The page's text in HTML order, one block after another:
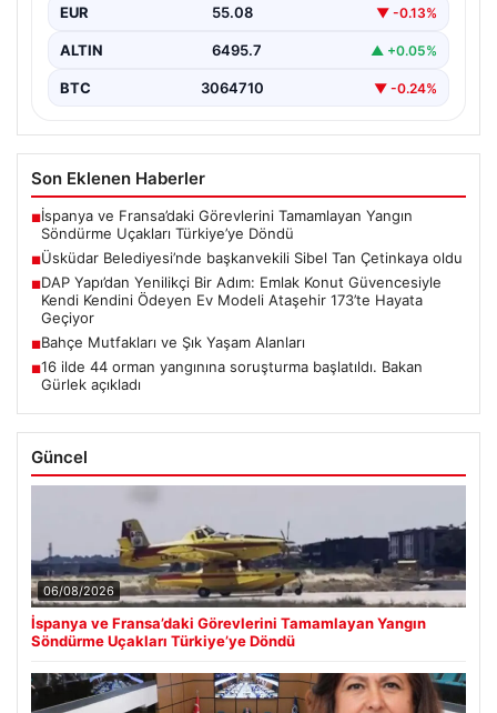
EUR 55.08 ▼ -0.13%
ALTIN 6495.7 ▲ +0.05%
BTC 3064710 ▼ -0.24%
Son Eklenen Haberler
■İspanya ve Fransa’daki Görevlerini Tamamlayan Yangın
Söndürme Uçakları Türkiye’ye Döndü
■Üsküdar Belediyesi’nde başkanvekili Sibel Tan Çetinkaya oldu
■DAP Yapı’dan Yenilikçi Bir Adım: Emlak Konut Güvencesiyle
Kendi Kendini Ödeyen Ev Modeli Ataşehir 173’te Hayata
Geçiyor
■Bahçe Mutfakları ve Şık Yaşam Alanları
■16 ilde 44 orman yangınına soruşturma başlatıldı. Bakan
Gürlek açıkladı
Güncel
06/08/2026
İspanya ve Fransa’daki Görevlerini Tamamlayan Yangın
Söndürme Uçakları Türkiye’ye Döndü